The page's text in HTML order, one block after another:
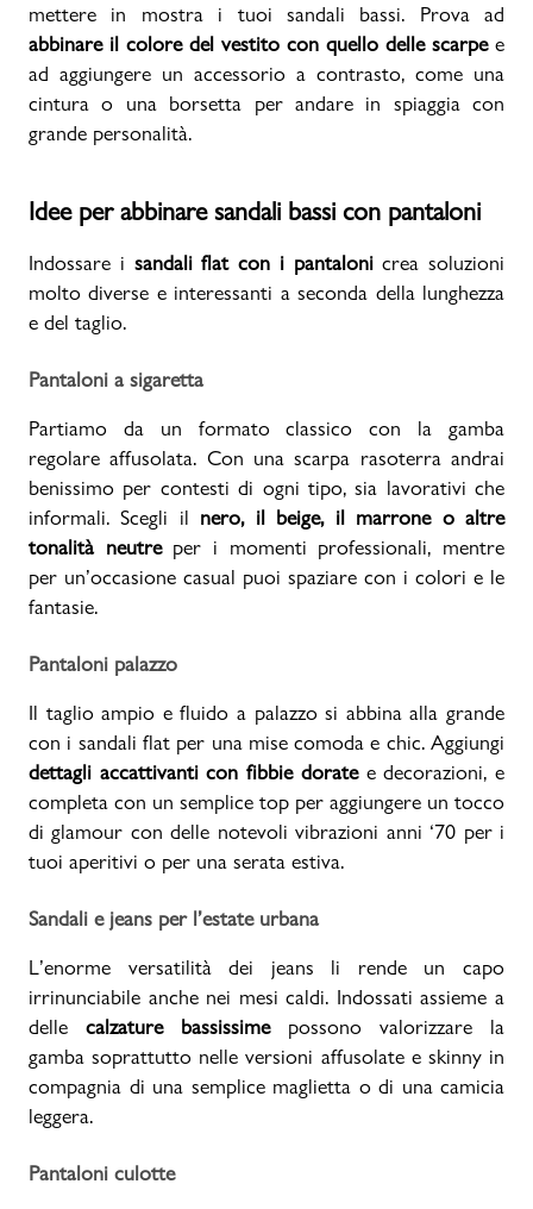
mettere in mostra i tuoi sandali bassi. Prova ad
abbinare il colore del vestito con quello delle scarpee
ad aggiungere un accessorio a contrasto, come una
cintura o una borsetta per andare in spiaggia con
grande personalità.
Idee per abbinare sandali bassi con pantaloni
Indossare i sandali flat con i pantalonicrea soluzioni
molto diverse e interessanti a seconda della lunghezza
e del taglio.
Pantaloni a sigaretta
Partiamo da un formato classico con la gamba
regolare affusolata. Con una scarpa rasoterra andrai
benissimo per contesti di ogni tipo, sia lavorativi che
informali. Scegli il nero, il beige, il marrone o altre
tonalità neutreper i momenti professionali, mentre
per un’occasione casual puoi spaziare con i colori e le
fantasie.
Pantaloni palazzo
Il taglio ampio e fluido a palazzo si abbina alla grande
con i sandali flat per una mise comoda e chic. Aggiungi
dettagli accattivanti con fibbie doratee decorazioni, e
completa con un semplice top per aggiungere un tocco
di glamour con delle notevoli vibrazioni anni ‘70 per i
tuoi aperitivi o per una serata estiva.
Sandali e jeans per l’estate urbana
L’enorme versatilità dei jeans li rende un capo
irrinunciabile anche nei mesi caldi. Indossati assieme a
delle calzature bassissimepossono valorizzare la
gamba soprattutto nelle versioni affusolate e skinny in
compagnia di una semplice maglietta o di una camicia
leggera.
Pantaloni culotte